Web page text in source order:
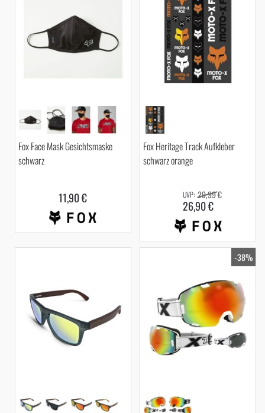
Fox Face Mask Gesichtsmaske
schwarz
11,90 €
Fox Heritage Track Aufkleber
schwarz orange
26,90 €
29,99 €
-38%